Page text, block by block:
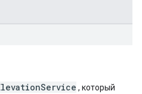
, который